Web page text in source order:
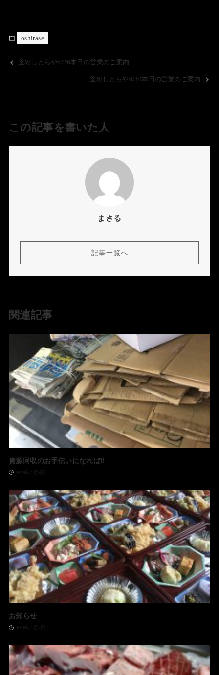
oshirase
釜めしとらや6/26本日の営業のご案内
釜めしとらや6/30本日の営業のご案内
この記事を書いた人
まさる
記事一覧へ
関連記事
資源回収のお手伝いになれば‼️
2019年4月8日
お知らせ
2018年4月7日